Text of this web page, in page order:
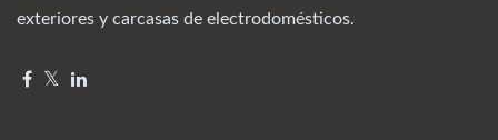
exteriores y carcasas de electrodomésticos.